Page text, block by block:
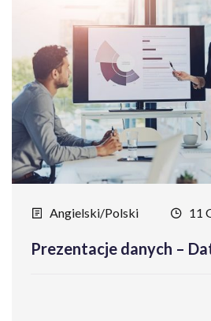
Angielski/Polski 11
Prezentacje danych –